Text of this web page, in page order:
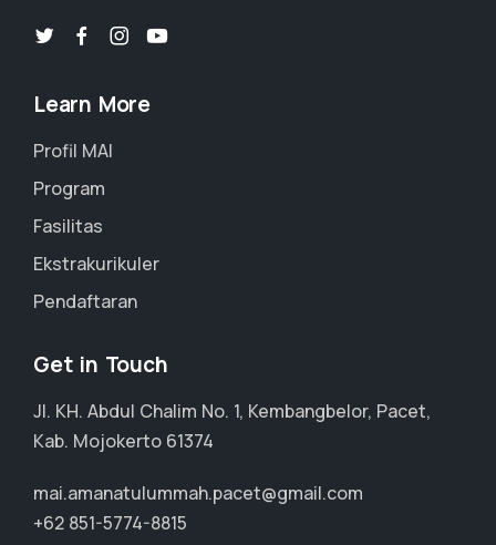
Learn More
Profil MAI
Program
Fasilitas
Ekstrakurikuler
Pendaftaran
Get in Touch
Jl. KH. Abdul Chalim No. 1, Kembangbelor, Pacet,
Kab. Mojokerto 61374
mai.amanatulummah.pacet@gmail.com
+62 851-5774-8815